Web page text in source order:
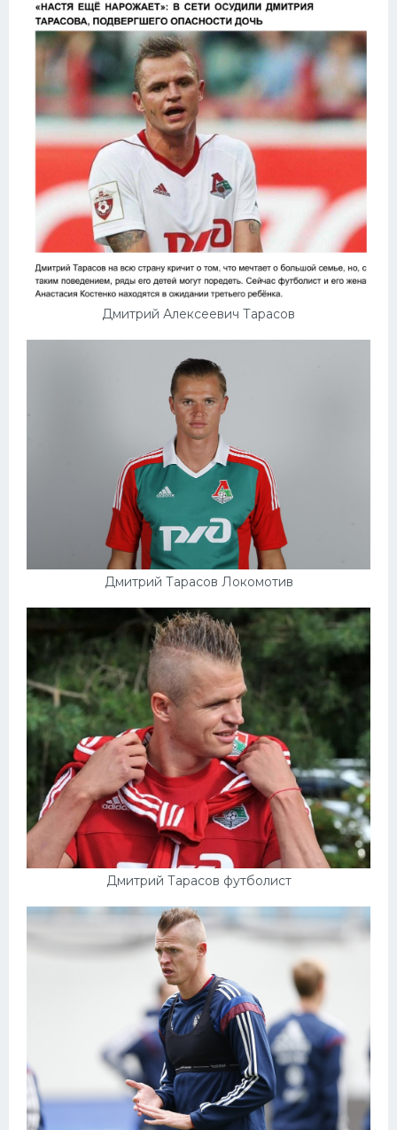
Дмитрий Алексеевич Тарасов
Дмитрий Тарасов Локомотив
Дмитрий Тарасов футболист